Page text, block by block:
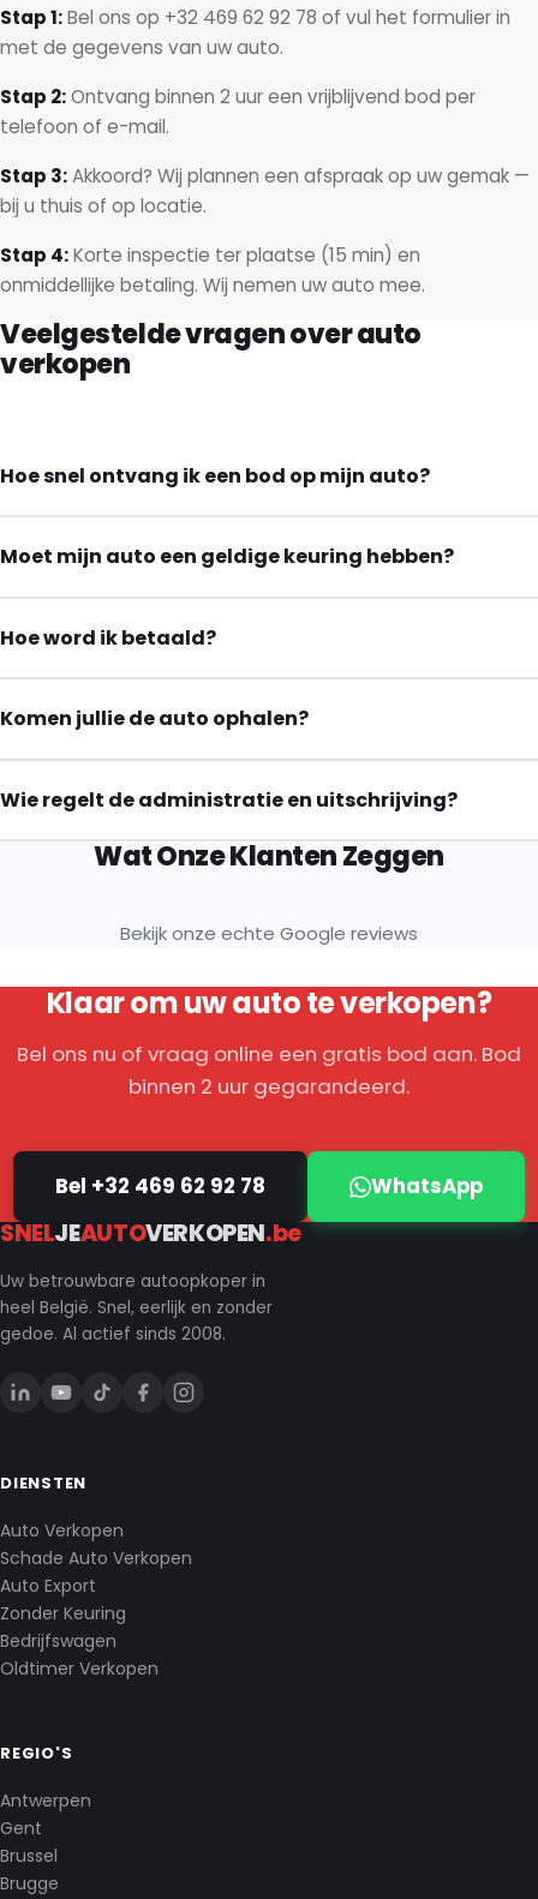
Stap 1:Bel ons op +32 469 62 92 78 of vul het formulier in
met de gegevens van uw auto.
Stap 2:Ontvang binnen 2 uur een vrijblijvend bod per
telefoon of e-mail.
Stap 3:Akkoord? Wij plannen een afspraak op uw gemak —
bij u thuis of op locatie.
Stap 4:Korte inspectie ter plaatse (15 min) en
onmiddellijke betaling. Wij nemen uw auto mee.
Veelgestelde vragen over auto
verkopen
Hoe snel ontvang ik een bod op mijn auto?
Moet mijn auto een geldige keuring hebben?
Hoe word ik betaald?
Komen jullie de auto ophalen?
Wie regelt de administratie en uitschrijving?
Wat Onze Klanten Zeggen
Bekijk onze echte Google reviews
Klaar om uw auto te verkopen?
Bel ons nu of vraag online een gratis bod aan. Bod
binnen 2 uur gegarandeerd.
Bel +32 469 62 92 78 WhatsApp
SNELJEAUTOVERKOPEN.be
Uw betrouwbare autoopkoper in
heel België. Snel, eerlijk en zonder
gedoe. Al actief sinds 2008.
DIENSTEN
Auto Verkopen
Schade Auto Verkopen
Auto Export
Zonder Keuring
Bedrijfswagen
Oldtimer Verkopen
REGIO'S
Antwerpen
Gent
Brussel
Brugge